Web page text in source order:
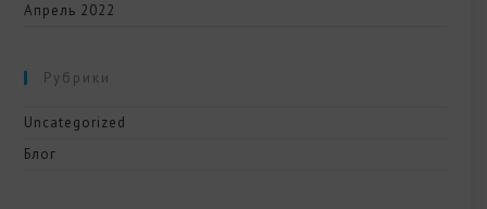
Апрель 2022
Рубрики
Uncategorized
Блог